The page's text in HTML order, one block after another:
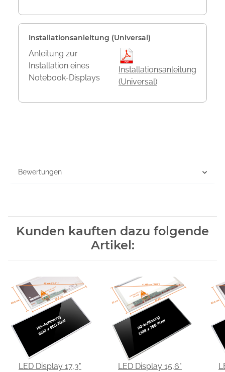
Installationsanleitung (Universal)
Anleitung zur
Installation eines
Notebook-Displays
Installationsanleitung
(Universal)
Bewertungen
Kunden kauften dazu folgende
Artikel:
LED Display 17,3"
LED Display 15,6"